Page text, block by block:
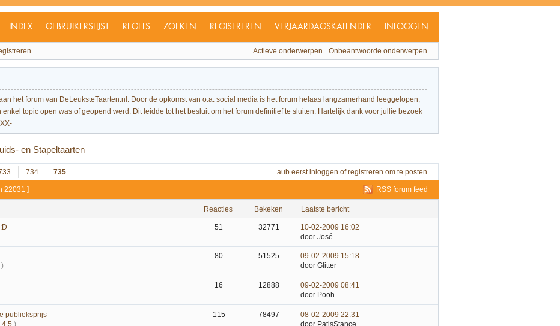
INDEX GEBRUIKERSLIJST REGELS ZOEKEN REGISTREREN VERJAARDAGSKALENDER INLOGGEN
Actieve onderwerpen Onbeantwoorde onderwerpen
het forum van DeLeuksteTaarten.nl. Door de opkomst van o.a. social media is het forum helaas langzamerhand leeggelopen,
topic open was of geopend werd. Dit leidde tot het besluit om het forum definitief te sluiten. Hartelijk dank voor jullie bezoek
en Stapeltaarten
734 735 aub eerstinloggen ofregistreren om te posten
RSS forum feed
22031 ]
reacties bekeken laatste bericht
51 32771
10-02-2009 16:02
door José
)
80 51525
09-02-2009 15:18
door Glitter
16 12888
09-02-2009 08:41
door Pooh
publieksprijs
4 5 )
115 78497
08-02-2009 22:31
door PatisStance